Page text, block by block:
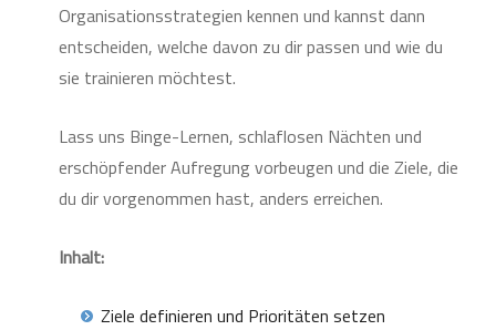
Organisationsstrategien kennen und kannst dann
entscheiden, welche davon zu dir passen und wie du
sie trainieren möchtest.
Lass uns Binge-Lernen, schlaflosen Nächten und
erschöpfender Aufregung vorbeugen und die Ziele, die
du dir vorgenommen hast, anders erreichen.
Inhalt:
Ziele definieren und Prioritäten setzen